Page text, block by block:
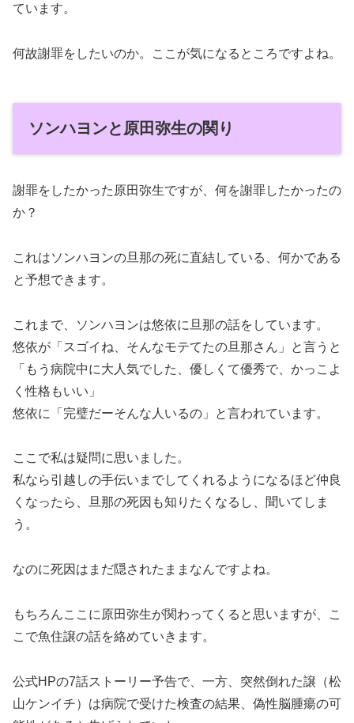
ています。
何故謝罪をしたいのか。ここが気になるところですよね。
ソンハヨンと原田弥生の関り
謝罪をしたかった原田弥生ですが、何を謝罪したかったの
か？
これはソンハヨンの旦那の死に直結している、何かである
と予想できます。
これまで、ソンハヨンは悠依に旦那の話をしています。
悠依が「スゴイね、そんなモテてたの旦那さん」と言うと
「もう病院中に大人気でした、優しくて優秀で、かっこよ
く性格もいい」
悠依に「完璧だーそんな人いるの」と言われています。
ここで私は疑問に思いました。
私なら引越しの手伝いまでしてくれるようになるほど仲良
くなったら、旦那の死因も知りたくなるし、聞いてしま
う。
なのに死因はまだ隠されたままなんですよね。
もちろんここに原田弥生が関わってくると思いますが、こ
こで魚住譲の話を絡めていきます。
公式HPの7話ストーリー予告で、一方、突然倒れた譲（松
山ケンイチ）は病院で受けた検査の結果、偽性脳腫瘍の可